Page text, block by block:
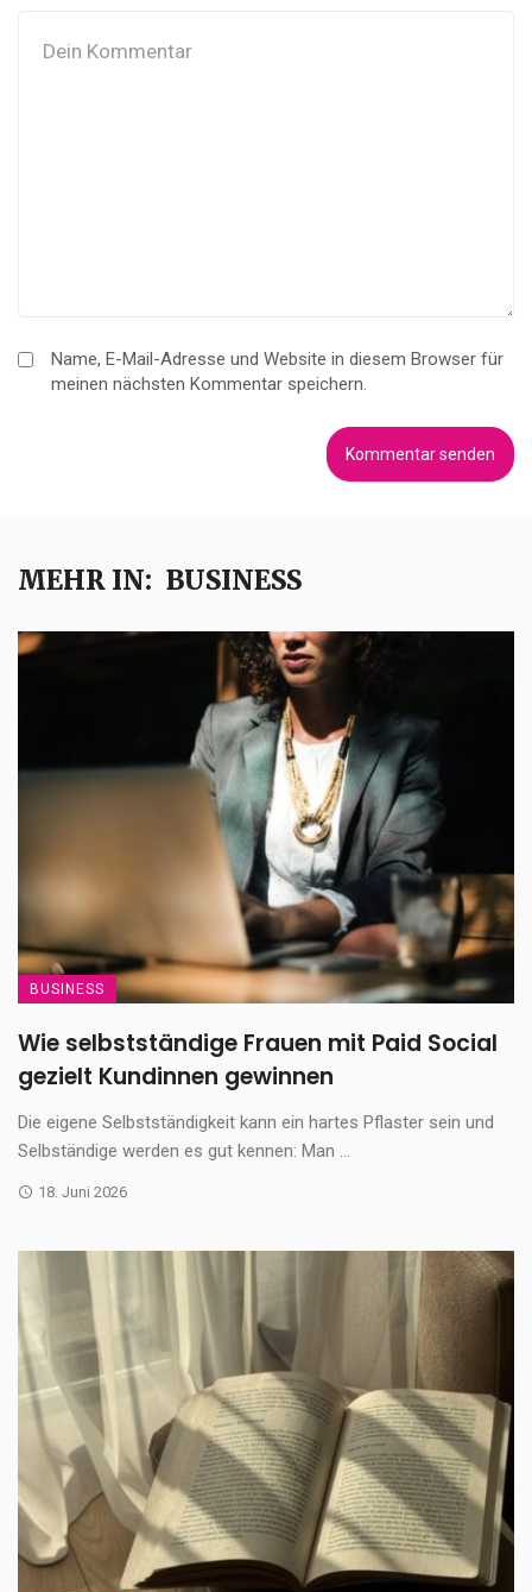
Name, E-Mail-Adresse und Website in diesem Browser für
meinen nächsten Kommentar speichern.
MEHR IN: BUSINESS
BUSINESS
Wie selbstständige Frauen mit Paid Social
gezielt Kundinnen gewinnen
Die eigene Selbstständigkeit kann ein hartes Pflaster sein und
Selbständige werden es gut kennen: Man ...
18. Juni 2026